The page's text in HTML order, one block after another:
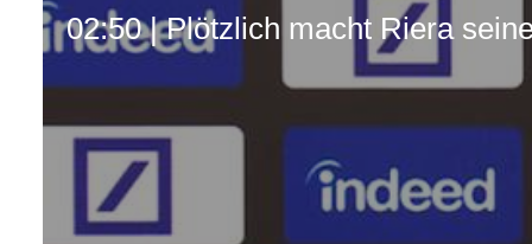
02:50 | Plötzlich macht Riera